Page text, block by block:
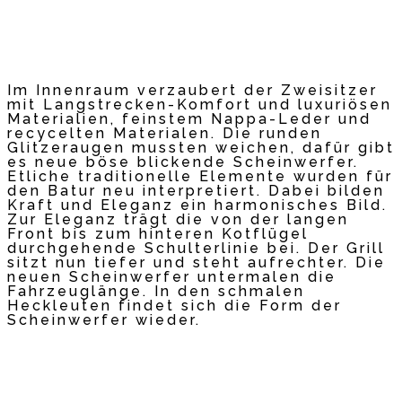
Im Innenraum verzaubert der Zweisitzer
mit Langstrecken-Komfort und luxuriösen
Materialien, feinstem Nappa-Leder und
recycelten Materialen. Die runden
Glitzeraugen mussten weichen, dafür gibt
es neue böse blickende Scheinwerfer.
Etliche traditionelle Elemente wurden für
den Batur neu interpretiert. Dabei bilden
Kraft und Eleganz ein harmonisches Bild.
Zur Eleganz trägt die von der langen
Front bis zum hinteren Kotflügel
durchgehende Schulterlinie bei. Der Grill
sitzt nun tiefer und steht aufrechter. Die
neuen Scheinwerfer untermalen die
Fahrzeuglänge. In den schmalen
Heckleuten findet sich die Form der
Scheinwerfer wieder.